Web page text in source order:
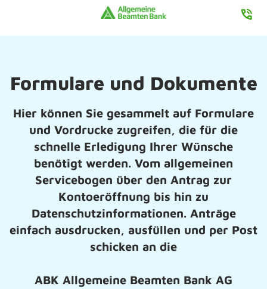
Formulare und Dokumente
Hier können Sie gesammelt auf Formulare
und Vordrucke zugreifen, die für die
schnelle Erledigung Ihrer Wünsche
benötigt werden. Vom allgemeinen
Servicebogen über den Antrag zur
Kontoeröffnung bis hin zu
Datenschutzinformationen. Anträge
einfach ausdrucken, ausfüllen und per Post
schicken an die
ABK Allgemeine Beamten Bank AG